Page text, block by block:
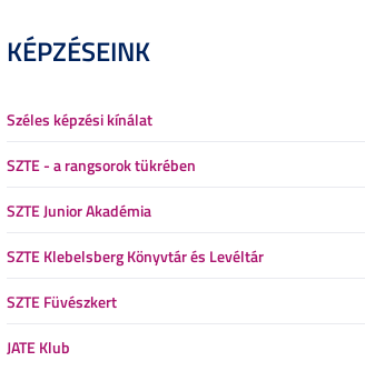
KÉPZÉSEINK
Széles képzési kínálat
SZTE - a rangsorok tükrében
SZTE Junior Akadémia
SZTE Klebelsberg Könyvtár és Levéltár
SZTE Füvészkert
JATE Klub